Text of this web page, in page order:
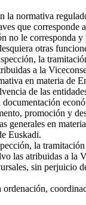
la normativa
que corresponde
le corresponda
otras
la
a la
en materia de
de las
promoción y
generales en
Euskadi.
la
las atribuidas a la
sin perjuicio
ordenación,